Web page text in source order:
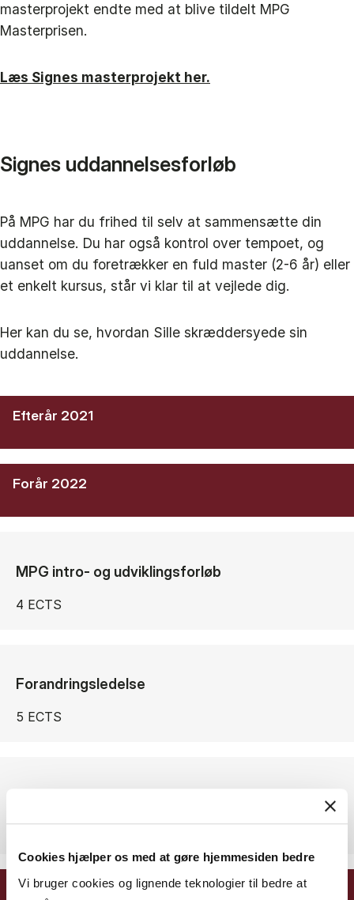
Cookies hjælper os med at gøre hjemmesiden bedre
Vi bruger cookies og lignende teknologier til bedre at
masterprojekt endte med at blive tildelt MPG
Masterprisen.
Læs Signes masterprojekt her.
Signes uddannelsesforløb
På MPG har du frihed til selv at sammensætte din
uddannelse. Du har også kontrol over tempoet, og
uanset om du foretrækker en fuld master (2-6 år) eller
et enkelt kursus, står vi klar til at vejlede dig.
Her kan du se, hvordan Sille skræddersyede sin
uddannelse.
Efterår 2021
Forår 2022
MPG intro- og udviklingsforløb
4 ECTS
Forandringsledelse
5 ECTS
5 ECTS
Efterår 2022